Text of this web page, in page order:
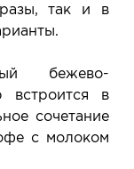
так и в
бежево-
встроится в
сочетание
с молоком